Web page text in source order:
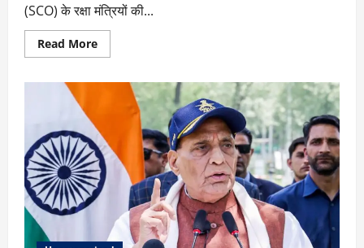
(SCO) के रक्षा मंत्रियों की...
Read More